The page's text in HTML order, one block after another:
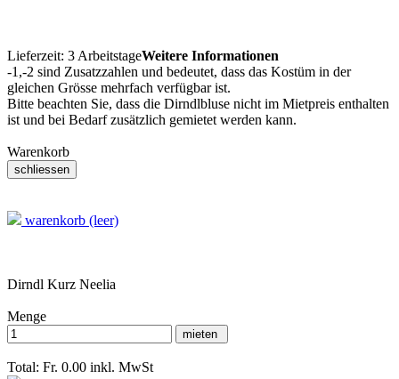
Lieferzeit: 3 ArbeitstageWeitere Informationen
-1,-2 sind Zusatzzahlen und bedeutet, dass das Kostüm in der
gleichen Grösse mehrfach verfügbar ist.
Bitte beachten Sie, dass die Dirndlbluse nicht im Mietpreis enthalten
ist und bei Bedarf zusätzlich gemietet werden kann.
Warenkorb
warenkorb (leer)
Dirndl Kurz Neelia
Menge
Total: Fr. 0.00 inkl. MwSt